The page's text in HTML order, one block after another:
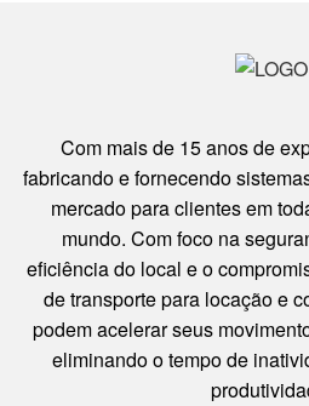
Com mais de 15 anos de
fabricando e fornecendo
mercado para clientes em
mundo. Com foco na
eficiência do local e o
de transporte para locação e
podem acelerar seus
eliminando o tempo de